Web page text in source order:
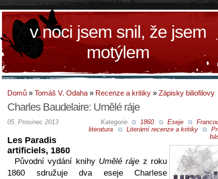
v noci jsem snil, že jsem
motýlem
Domů » Tomáš V. Odaha » Recenze a kritiky » Zápisky biliofilovy
Charles Baudelaire: Umělé ráje
Kategorie 1860 Eseje
literatura
Literární recenze a kritiky
05. Prosinec 2013
Les Paradis
artificiels, 1860
Původní vydání knihy Umělé ráje z roku
1860 sdružuje dva eseje Charlese